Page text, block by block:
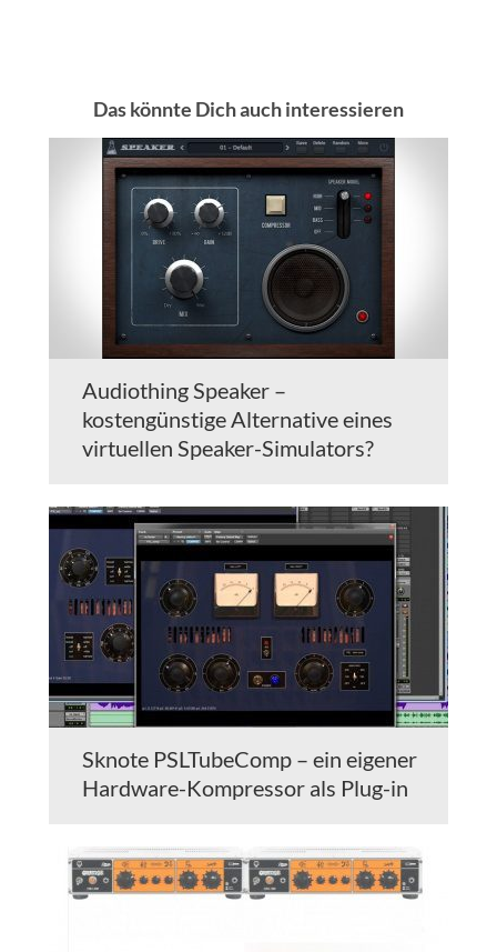
Das könnte Dich auch interessieren
Audiothing Speaker –
kostengünstige Alternative eines
virtuellen Speaker-Simulators?
Sknote PSLTubeComp – ein eigener
Hardware-Kompressor als Plug-in